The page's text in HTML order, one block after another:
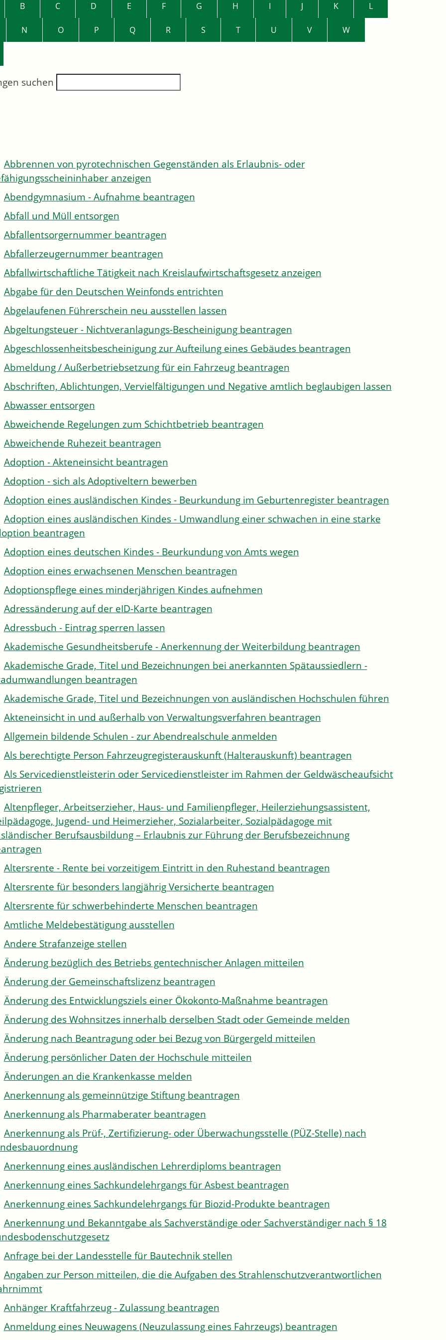
B C D E F G H I J K L
N O P Q R S T U V W
suchen
Abbrennen von pyrotechnischen Gegenständen als Erlaubnis- oder
anzeigen
Abendgymnasium - Aufnahme beantragen
Abfall und Müll entsorgen
Abfallentsorgernummer beantragen
Abfallerzeugernummer beantragen
Abfallwirtschaftliche Tätigkeit nach Kreislaufwirtschaftsgesetz anzeigen
Abgabe für den Deutschen Weinfonds entrichten
Abgelaufenen Führerschein neu ausstellen lassen
Abgeltungsteuer - Nichtveranlagungs-Bescheinigung beantragen
Abgeschlossenheitsbescheinigung zur Aufteilung eines Gebäudes beantragen
Abmeldung / Außerbetriebsetzung für ein Fahrzeug beantragen
Abschriften, Ablichtungen, Vervielfältigungen und Negative amtlich beglaubigen lassen
Abwasser entsorgen
Abweichende Regelungen zum Schichtbetrieb beantragen
Abweichende Ruhezeit beantragen
Adoption - Akteneinsicht beantragen
Adoption - sich als Adoptiveltern bewerben
Adoption eines ausländischen Kindes - Beurkundung im Geburtenregister beantragen
Adoption eines ausländischen Kindes - Umwandlung einer schwachen in eine starke
beantragen
Adoption eines deutschen Kindes - Beurkundung von Amts wegen
Adoption eines erwachsenen Menschen beantragen
Adoptionspflege eines minderjährigen Kindes aufnehmen
Adressänderung auf der eID-Karte beantragen
Adressbuch - Eintrag sperren lassen
Akademische Gesundheitsberufe - Anerkennung der Weiterbildung beantragen
Akademische Grade, Titel und Bezeichnungen bei anerkannten Spätaussiedlern -
beantragen
Akademische Grade, Titel und Bezeichnungen von ausländischen Hochschulen führen
Akteneinsicht in und außerhalb von Verwaltungsverfahren beantragen
Allgemein bildende Schulen - zur Abendrealschule anmelden
Als berechtigte Person Fahrzeugregisterauskunft (Halterauskunft) beantragen
Als Servicedienstleisterin oder Servicedienstleister im Rahmen der Geldwäscheaufsicht
Altenpfleger, Arbeitserzieher, Haus- und Familienpfleger, Heilerziehungsassistent,
Jugend- und Heimerzieher, Sozialarbeiter, Sozialpädagoge mit
Berufsausbildung – Erlaubnis zur Führung der Berufsbezeichnung
Altersrente - Rente bei vorzeitigem Eintritt in den Ruhestand beantragen
Altersrente für besonders langjährig Versicherte beantragen
Altersrente für schwerbehinderte Menschen beantragen
Amtliche Meldebestätigung ausstellen
Andere Strafanzeige stellen
Änderung bezüglich des Betriebs gentechnischer Anlagen mitteilen
Änderung der Gemeinschaftslizenz beantragen
Änderung des Entwicklungsziels einer Ökokonto-Maßnahme beantragen
Änderung des Wohnsitzes innerhalb derselben Stadt oder Gemeinde melden
Änderung nach Beantragung oder bei Bezug von Bürgergeld mitteilen
Änderung persönlicher Daten der Hochschule mitteilen
Änderungen an die Krankenkasse melden
Anerkennung als gemeinnützige Stiftung beantragen
Anerkennung als Pharmaberater beantragen
Anerkennung als Prüf-, Zertifizierung- oder Überwachungsstelle (PÜZ-Stelle) nach
Anerkennung eines ausländischen Lehrerdiploms beantragen
Anerkennung eines Sachkundelehrgangs für Asbest beantragen
Anerkennung eines Sachkundelehrgangs für Biozid-Produkte beantragen
Anerkennung und Bekanntgabe als Sachverständige oder Sachverständiger nach § 18
Anfrage bei der Landesstelle für Bautechnik stellen
Angaben zur Person mitteilen, die die Aufgaben des Strahlenschutzverantwortlichen
Anhänger Kraftfahrzeug - Zulassung beantragen
Anmeldung eines Neuwagens (Neuzulassung eines Fahrzeugs) beantragen